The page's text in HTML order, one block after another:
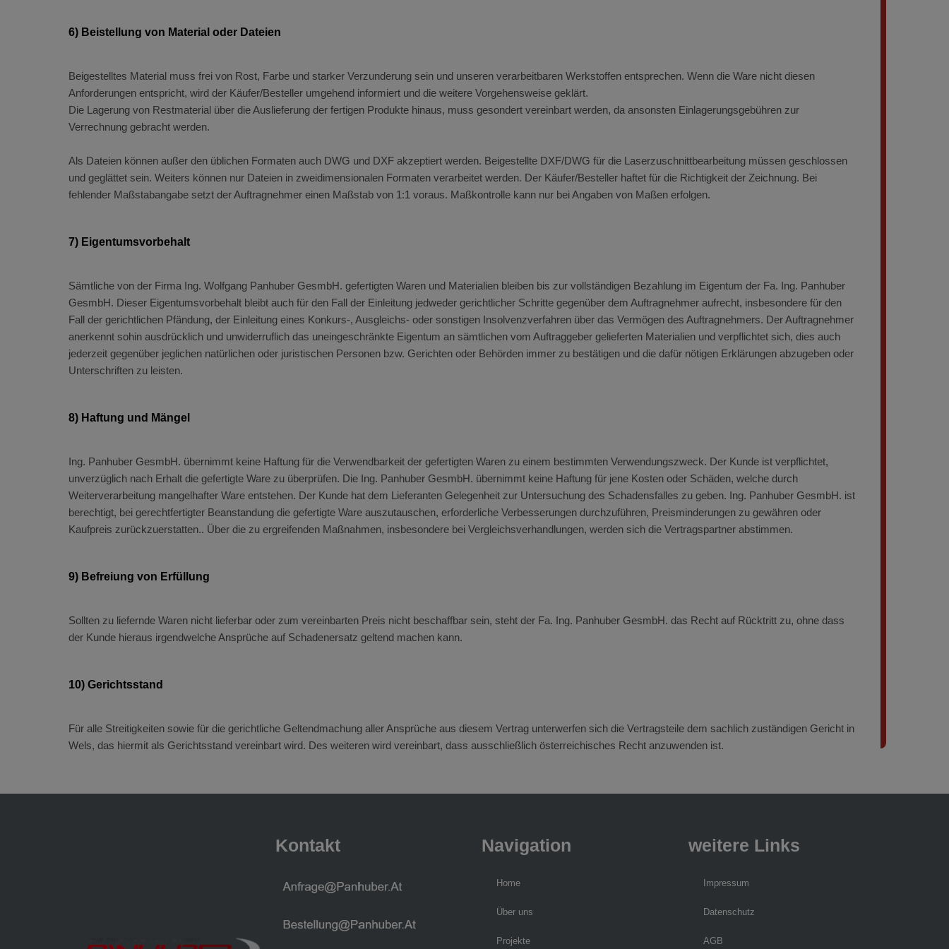
6) Beistellung von Material oder Dateien
Beigestelltes Material muss frei von Rost, Farbe und starker Verzunderung sein und unseren verarbeitbaren Werkstoffen entsprechen. Wenn die Ware nicht diesen
Anforderungen entspricht, wird der Käufer/Besteller umgehend informiert und die weitere Vorgehensweise geklärt.
Die Lagerung von Restmaterial über die Auslieferung der fertigen Produkte hinaus, muss gesondert vereinbart werden, da ansonsten Einlagerungsgebühren zur
Verrechnung gebracht werden.
Als Dateien können außer den üblichen Formaten auch DWG und DXF akzeptiert werden. Beigestellte DXF/DWG für die Laserzuschnittbearbeitung müssen geschlossen
und geglättet sein. Weiters können nur Dateien in zweidimensionalen Formaten verarbeitet werden. Der Käufer/Besteller haftet für die Richtigkeit der Zeichnung. Bei
fehlender Maßstabangabe setzt der Auftragnehmer einen Maßstab von 1:1 voraus. Maßkontrolle kann nur bei Angaben von Maßen erfolgen.
7) Eigentumsvorbehalt
Sämtliche von der Firma Ing. Wolfgang Panhuber GesmbH. gefertigten Waren und Materialien bleiben bis zur vollständigen Bezahlung im Eigentum der Fa. Ing. Panhuber
GesmbH. Dieser Eigentumsvorbehalt bleibt auch für den Fall der Einleitung jedweder gerichtlicher Schritte gegenüber dem Auftragnehmer aufrecht, insbesondere für den
Fall der gerichtlichen Pfändung, der Einleitung eines Konkurs-, Ausgleichs- oder sonstigen Insolvenzverfahren über das Vermögen des Auftragnehmers. Der Auftragnehmer
anerkennt sohin ausdrücklich und unwiderruflich das uneingeschränkte Eigentum an sämtlichen vom Auftraggeber gelieferten Materialien und verpflichtet sich, dies auch
jederzeit gegenüber jeglichen natürlichen oder juristischen Personen bzw. Gerichten oder Behörden immer zu bestätigen und die dafür nötigen Erklärungen abzugeben oder
Unterschriften zu leisten.
8) Haftung und Mängel
Ing. Panhuber GesmbH. übernimmt keine Haftung für die Verwendbarkeit der gefertigten Waren zu einem bestimmten Verwendungszweck. Der Kunde ist verpflichtet,
unverzüglich nach Erhalt die gefertigte Ware zu überprüfen. Die Ing. Panhuber GesmbH. übernimmt keine Haftung für jene Kosten oder Schäden, welche durch
Weiterverarbeitung mangelhafter Ware entstehen. Der Kunde hat dem Lieferanten Gelegenheit zur Untersuchung des Schadensfalles zu geben. Ing. Panhuber GesmbH. ist
berechtigt, bei gerechtfertigter Beanstandung die gefertigte Ware auszutauschen, erforderliche Verbesserungen durchzuführen, Preisminderungen zu gewähren oder
Kaufpreis zurückzuerstatten.. Über die zu ergreifenden Maßnahmen, insbesondere bei Vergleichsverhandlungen, werden sich die Vertragspartner abstimmen.
9) Befreiung von Erfüllung
Sollten zu liefernde Waren nicht lieferbar oder zum vereinbarten Preis nicht beschaffbar sein, steht der Fa. Ing. Panhuber GesmbH. das Recht auf Rücktritt zu, ohne dass
der Kunde hieraus irgendwelche Ansprüche auf Schadenersatz geltend machen kann.
10) Gerichtsstand
Für alle Streitigkeiten sowie für die gerichtliche Geltendmachung aller Ansprüche aus diesem Vertrag unterwerfen sich die Vertragsteile dem sachlich zuständigen Gericht in
Wels, das hiermit als Gerichtsstand vereinbart wird. Des weiteren wird vereinbart, dass ausschließlich österreichisches Recht anzuwenden ist.
Kontakt Navigation
Home
Über uns
Projekte
weitere Links
Impressum
Datenschutz
AGB